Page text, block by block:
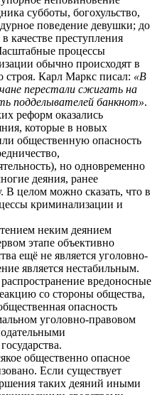
субботы, богохульство,
поведение девушки; до
качестве преступления
процессы
обычно происходят в
строя. Карл Маркс писал: «В
перестали сжигать на
подделывателей банкнот».
реформ оказались
которые в новых
общественную опасность
но одновременно
деяния, ранее
В целом можно сказать, что в
криминализации и
неким деянием
этапе объективно
ещё не является уголовно-
является нестабильным.
вредоносные
со стороны общества,
опасность
уголовно-правовом
общественно опасное
Если существует
таких деяний иными